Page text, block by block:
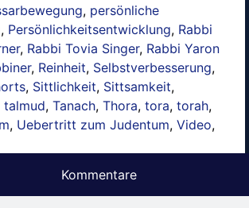
, persönliche
, Persönlichkeitsentwicklung, Rabbi
, Rabbi Tovia Singer, Rabbi Yaron
, Reinheit, Selbstverbesserung,
, Sittlichkeit, Sittsamkeit,
talmud, Tanach, Thora, tora, torah,
, Uebertritt zum Judentum, Video,
Kommentare